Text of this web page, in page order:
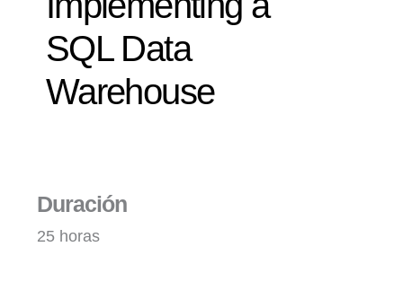
SQL Data
Warehouse
Duración
25 horas